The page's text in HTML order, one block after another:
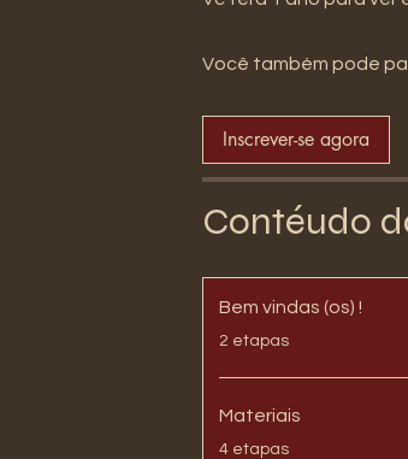
Você também pode
Inscrever-se agora
Contéudo
Bem vindas (os) !
.2 etapas
Materiais
.
4 etapas